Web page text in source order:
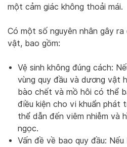
một cảm giác không thoải mái.
Có một số nguyên nhân gây
vật, bao gồm:
Vệ sinh không đúng cách:
vùng quy đầu và dương vật
bào chết và mồ hôi có thể
điều kiện cho vi khuẩn phát
thể dẫn đến viêm nhiễm và
ngọc.
Vấn đề về bao quy đầu: